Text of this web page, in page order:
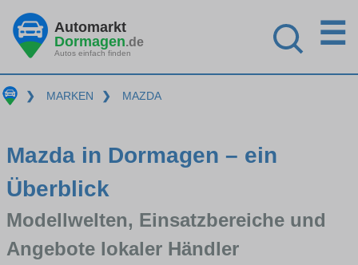
Automarkt
Dormagen.de
Autos einfach finden
☰
❯ MARKEN ❯ MAZDA
Mazda in Dormagen – ein
Überblick
Modellwelten, Einsatzbereiche und
Angebote lokaler Händler